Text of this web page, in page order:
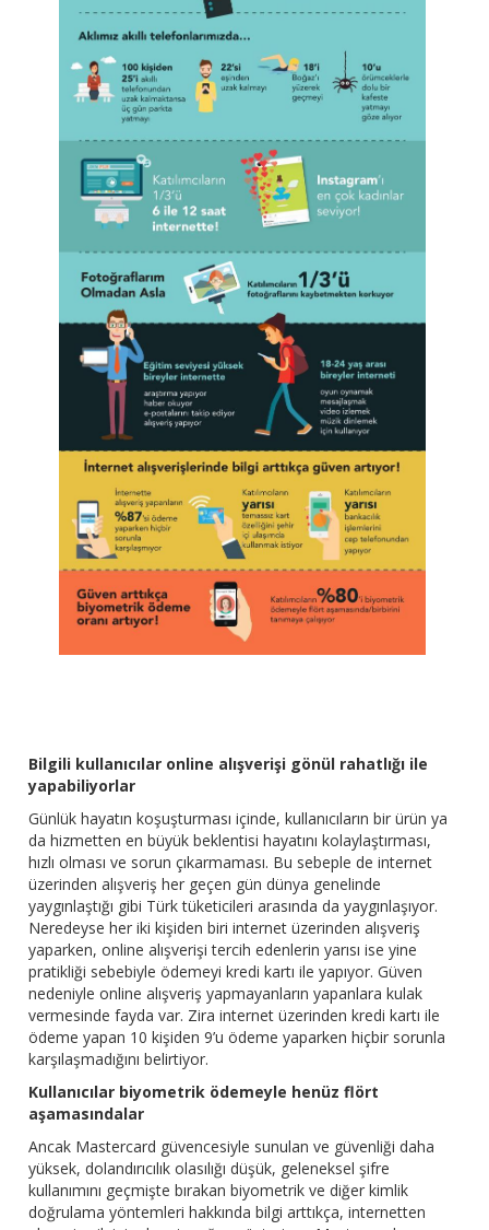
Bilgili kullanıcılar online alışverişi gönül rahatlığı ile
yapabiliyorlar
Günlük hayatın koşuşturması içinde, kullanıcıların bir ürün ya
da hizmetten en büyük beklentisi hayatını kolaylaştırması,
hızlı olması ve sorun çıkarmaması. Bu sebeple de internet
üzerinden alışveriş her geçen gün dünya genelinde
yaygınlaştığı gibi Türk tüketicileri arasında da yaygınlaşıyor.
Neredeyse her iki kişiden biri internet üzerinden alışveriş
yaparken, online alışverişi tercih edenlerin yarısı ise yine
pratikliği sebebiyle ödemeyi kredi kartı ile yapıyor. Güven
nedeniyle online alışveriş yapmayanların yapanlara kulak
vermesinde fayda var. Zira internet üzerinden kredi kartı ile
ödeme yapan 10 kişiden 9’u ödeme yaparken hiçbir sorunla
karşılaşmadığını belirtiyor.
Kullanıcılar biyometrik ödemeyle henüz flört
aşamasındalar
Ancak Mastercard güvencesiyle sunulan ve güvenliği daha
yüksek, dolandırıcılık olasılığı düşük, geleneksel şifre
kullanımını geçmişte bırakan biyometrik ve diğer kimlik
doğrulama yöntemleri hakkında bilgi arttıkça, internetten